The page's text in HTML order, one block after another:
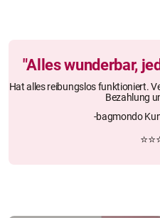
"Alles wunderbar,
Hat alles reibungslos funktioniert.
Bezahlung
-bagmondo